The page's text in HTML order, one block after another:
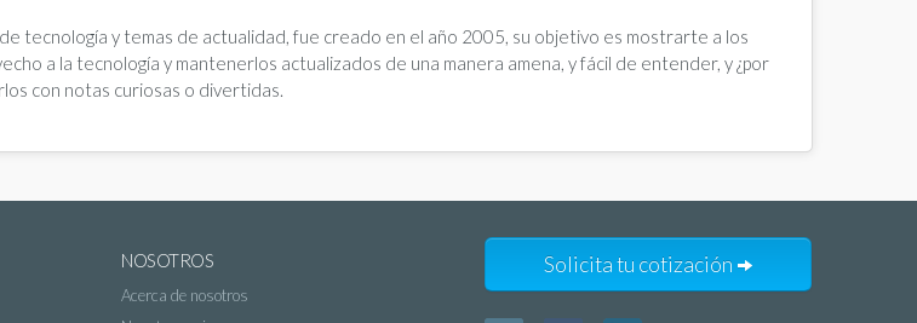
tecnología y temas de actualidad, fue creado en el año 2005, su objetivo es mostrarte a los
a la tecnología y mantenerlos actualizados de una manera amena, y fácil de entender, y ¿por
con notas curiosas o divertidas.
NOSOTROS
Acerca de nosotros
Solicita tu cotización